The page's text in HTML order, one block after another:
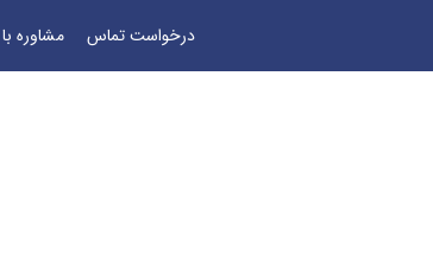
درخواست تماس مشاوره